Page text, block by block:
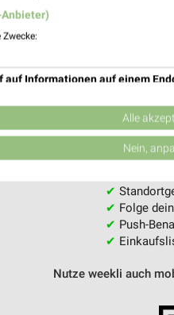
07:00 - 20:00 Uhr |
km
weekli -
Finden Sie noch mehr
✔
✔ Folge
✔ Push-
✔
Nutze weekli auch
auf Informationen auf einem
zur Auswahl von
personalisierte Werbung
Personalisierung von Inhalten
Auswahl personalisierter
Alle
Nein,